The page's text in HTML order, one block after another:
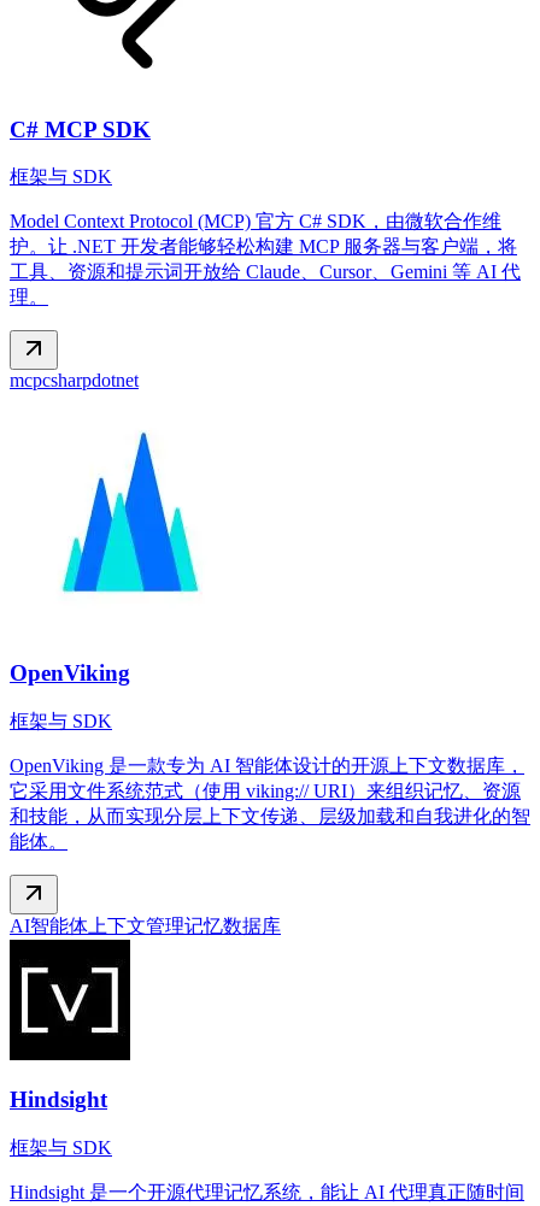
C# MCP SDK
框架与 SDK
Model Context Protocol (MCP) 官方 C# SDK，由微软合作维
护。让 .NET 开发者能够轻松构建 MCP 服务器与客户端，将
工具、资源和提示词开放给 Claude、Cursor、Gemini 等 AI 代
理。
mcpcsharpdotnet
OpenViking
框架与 SDK
OpenViking 是一款专为 AI 智能体设计的开源上下文数据库，
它采用文件系统范式（使用 viking:// URI）来组织记忆、资源
和技能，从而实现分层上下文传递、层级加载和自我进化的智
能体。
AI智能体 上下文管理记忆数据库
Hindsight
框架与 SDK
Hindsight 是一个开源代理记忆系统，能让 AI 代理真正随时间